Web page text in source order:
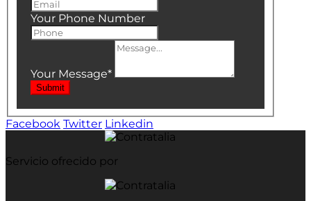
Your Phone Number
Your Message*
Submit
Facebook Twitter Linkedin
Servicio ofrecido por